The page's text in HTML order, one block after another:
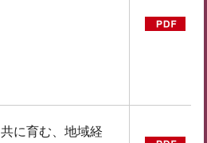
共に育む、地域経